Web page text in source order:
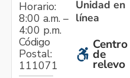
Horario:
8:00 a.m. –
4:00 p.m.
Código
Postal:
111071
Unidad en
línea
Centro
de
relevo